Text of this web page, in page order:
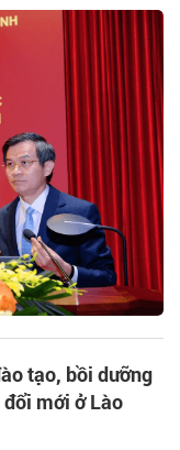
tạo, bồi dưỡng
mới ở Lào